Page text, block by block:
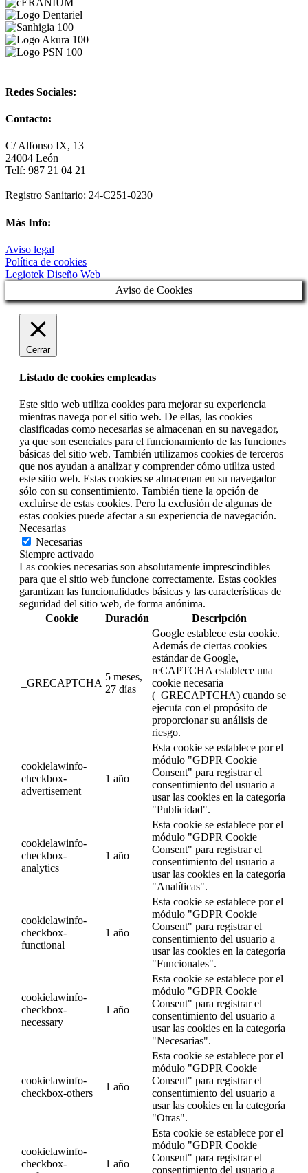
Redes Sociales:
Contacto:
C/ Alfonso IX, 13
24004 León
Telf: 987 21 04 21
Registro Sanitario: 24-C251-0230
Más Info:
Aviso legal
Política de cookies
Legiotek Diseño Web
Aviso de Cookies
Cerrar
Listado de cookies empleadas
Este sitio web utiliza cookies para mejorar su experiencia
mientras navega por el sitio web. De ellas, las cookies
clasificadas como necesarias se almacenan en su navegador,
ya que son esenciales para el funcionamiento de las funciones
básicas del sitio web. También utilizamos cookies de terceros
que nos ayudan a analizar y comprender cómo utiliza usted
este sitio web. Estas cookies se almacenan en su navegador
sólo con su consentimiento. También tiene la opción de
excluirse de estas cookies. Pero la exclusión de algunas de
estas cookies puede afectar a su experiencia de navegación.
Necesarias
Necesarias
Siempre activado
Las cookies necesarias son absolutamente imprescindibles
para que el sitio web funcione correctamente. Estas cookies
garantizan las funcionalidades básicas y las características de
seguridad del sitio web, de forma anónima.
Cookie
Duración Descripción
_GRECAPTCHA
5 meses,
27 días
Google establece esta cookie.
Además de ciertas cookies
estándar de Google,
reCAPTCHA establece una
cookie necesaria
(_GRECAPTCHA) cuando se
ejecuta con el propósito de
proporcionar su análisis de
riesgo.
cookielawinfo-
checkbox-
advertisement
1 año
Esta cookie se establece por el
módulo "GDPR Cookie
Consent" para registrar el
consentimiento del usuario a
usar las cookies en la categoría
"Publicidad".
cookielawinfo-
checkbox-
analytics
1 año
Esta cookie se establece por el
módulo "GDPR Cookie
Consent" para registrar el
consentimiento del usuario a
usar las cookies en la categoría
"Analíticas".
cookielawinfo-
checkbox-
functional
1 año
Esta cookie se establece por el
módulo "GDPR Cookie
Consent" para registrar el
consentimiento del usuario a
usar las cookies en la categoría
"Funcionales".
cookielawinfo-
checkbox-
necessary
1 año
Esta cookie se establece por el
módulo "GDPR Cookie
Consent" para registrar el
consentimiento del usuario a
usar las cookies en la categoría
"Necesarias".
cookielawinfo-
checkbox-others
1 año
Esta cookie se establece por el
módulo "GDPR Cookie
Consent" para registrar el
consentimiento del usuario a
usar las cookies en la categoría
"Otras".
cookielawinfo-
checkbox-
1 año
Esta cookie se establece por el
módulo "GDPR Cookie
Consent" para registrar el
consentimiento del usuario a